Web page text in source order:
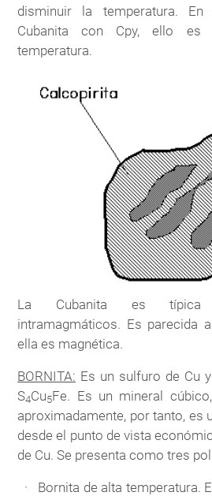
disminuir la temperatura.
Cubanita con Cpy, ello
temperatura.
La Cubanita es típica
intramagmáticos. Es parecida
ella es magnética.
BORNITA: Es un sulfuro de Cu
S4Cu5Fe. Es un mineral
aproximadamente, por tanto, es
desde el punto de vista
de Cu. Se presenta como tres
Bornita de alta temperatura.